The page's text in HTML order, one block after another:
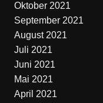
Oktober 2021
September 2021
August 2021
Juli 2021
Juni 2021
Mai 2021
April 2021